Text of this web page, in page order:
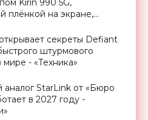
Kirin 990 5G,
плёнкой на экране,
- «Смартфоны»секреты Defiant
штурмового
мире - «Техника»
аналог StarLink от «Бюро
в 2027 году -